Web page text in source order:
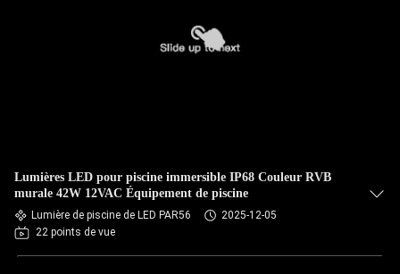
Lumières LED pour piscine immersible IP68 Couleur RVB
murale 42W 12VAC Équipement de piscine
Lumière de piscine de LED PAR56
2025-12-05
22 points de vue